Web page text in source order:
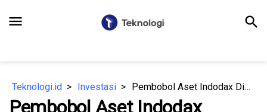
menu search
Teknologi.id Investasi Pembobol Aset Indodax Diduga Berasal dari Korea Utara
Pembobol Aset Indodax